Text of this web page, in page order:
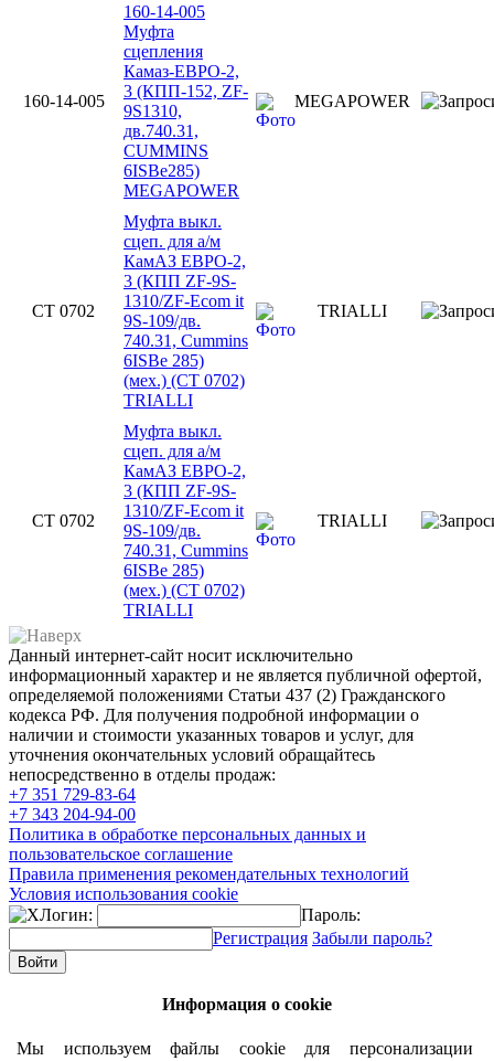
160-14-005
160-14-005
Муфта
сцепления
Камаз-ЕВРО-2,
3 (КПП-152, ZF-
9S1310,
дв.740.31,
CUMMINS
6ISBe285)
MEGAPOWER
MEGAPOWER
CT 0702
Муфта выкл.
сцеп. для а/м
КамАЗ ЕВРО-2,
3 (КПП ZF-9S-
1310/ZF-Ecom it
9S-109/дв.
740.31, Cummins
6ISBe 285)
(мех.) (CT 0702)
TRIALLI
TRIALLI
CT 0702
Муфта выкл.
сцеп. для а/м
КамАЗ ЕВРО-2,
3 (КПП ZF-9S-
1310/ZF-Ecom it
9S-109/дв.
740.31, Cummins
6ISBe 285)
(мех.) (CT 0702)
TRIALLI
TRIALLI
Данный интернет-сайт носит исключительно
информационный характер и не является публичной офертой,
определяемой положениями Статьи 437 (2) Гражданского
кодекса РФ. Для получения подробной информации о
наличии и стоимости указанных товаров и услуг, для
уточнения окончательных условий обращайтесь
непосредственно в отделы продаж:
+7 351 729-83-64
+7 343 204-94-00
Политика в обработке персональных данных и
пользовательское соглашение
Правила применения рекомендательных технологий
Условия использования cookie
Логин:
Пароль:
Регистрация Забыли пароль?
Информация о cookie
Мы используем файлы cookie для персонализации